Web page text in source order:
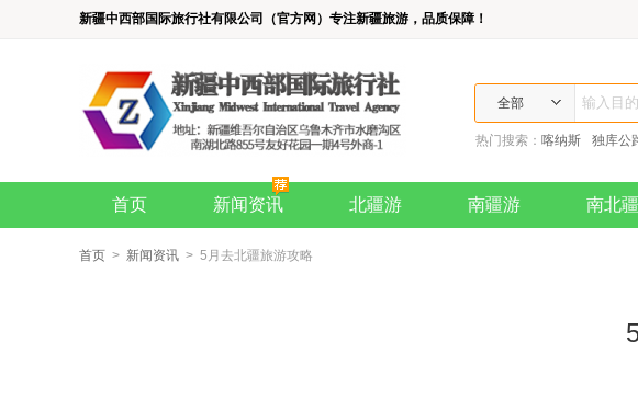
新疆中西部国际旅行社有限公司（官方网）专注新疆旅游，品质保障！
全部
热门搜索： 喀纳斯 独库公
首页 新闻资讯 北疆游 南疆游 南北
首页 > 新闻资讯 > 5月去北疆旅游攻略